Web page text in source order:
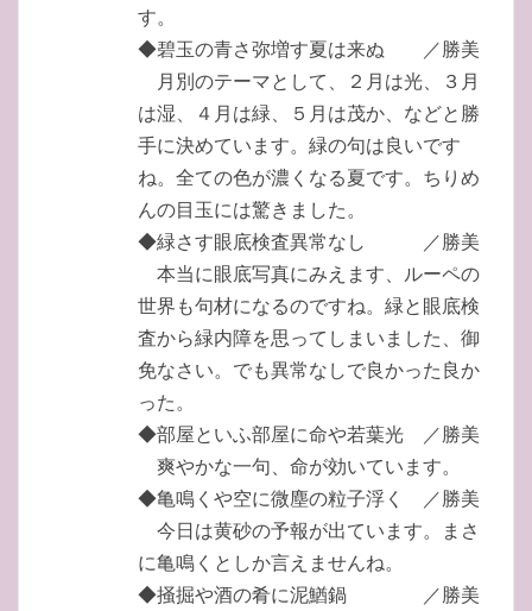
す。
◆碧玉の青さ弥増す夏は来ぬ ／勝美
月別のテーマとして、２月は光、３月
は湿、４月は緑、５月は茂か、などと勝
手に決めています。緑の句は良いです
ね。全ての色が濃くなる夏です。ちりめ
んの目玉には驚きました。
◆緑さす眼底検査異常なし ／勝美
本当に眼底写真にみえます、ルーペの
世界も句材になるのですね。緑と眼底検
査から緑内障を思ってしまいました、御
免なさい。でも異常なしで良かった良か
った。
◆部屋といふ部屋に命や若葉光 ／勝美
爽やかな一句、命が効いています。
◆亀鳴くや空に微塵の粒子浮く ／勝美
今日は黄砂の予報が出ています。まさ
に亀鳴くとしか言えませんね。
◆掻掘や酒の肴に泥鰌鍋 ／勝美